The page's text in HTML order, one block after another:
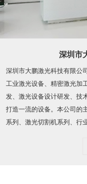
深圳市
深圳市大鹏激光科技有限公
工业激光设备、精密激光加
发、激光设备设计研发、技
打造一流的设备。本公司的
系列、激光切割机系列、行